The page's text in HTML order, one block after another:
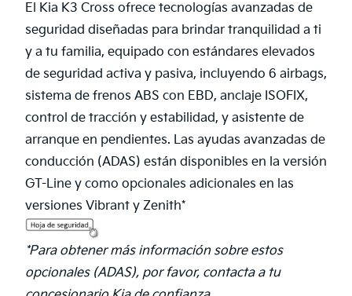
El Kia K3 Cross ofrece tecnologías avanzadas de
seguridad diseñadas para brindar tranquilidad a ti
y a tu familia, equipado con estándares elevados
de seguridad activa y pasiva, incluyendo 6 airbags,
sistema de frenos ABS con EBD, anclaje ISOFIX,
control de tracción y estabilidad, y asistente de
arranque en pendientes. Las ayudas avanzadas de
conducción (ADAS) están disponibles en la versión
GT-Line y como opcionales adicionales en las
versiones Vibrant y Zenith*
*Para obtener más información sobre estos
opcionales (ADAS), por favor, contacta a tu